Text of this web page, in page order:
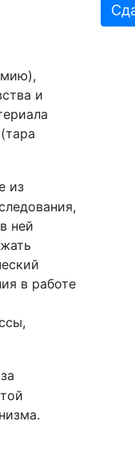
и
из
ней
в работе